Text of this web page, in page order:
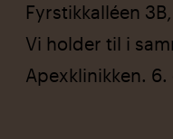
Fyrstikkalléen
Vi holder til i
Apexklinikken. 6.